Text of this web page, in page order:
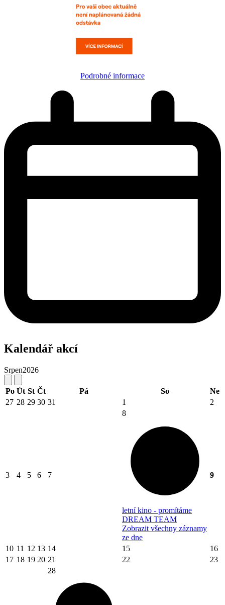
Podrobné informace
Kalendář akcí
Srpen2026
Po Út St Čt Pá So
Ne
27 28 29 30 31 1 2
3 4 5 6 7
8
letní kino - promítáme
DREAM TEAM
Zobrazit všechny záznamy
ze dne
9
10 11 12 13 14 15
16
17 18 19 20 21 22 23
28